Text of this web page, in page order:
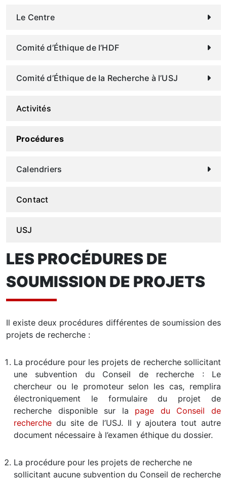
Le Centre
Comité d’Éthique de l’HDF
Comité d’Éthique de la Recherche à l’USJ
Activités
Procédures
Calendriers
Contact
USJ
LES PROCÉDURES DE
SOUMISSION DE PROJETS
Il existe deux procédures différentes de soumission des
projets de recherche :
La procédure pour les projets de recherche sollicitant
une subvention du Conseil de recherche : Le
chercheur ou le promoteur selon les cas, remplira
électroniquement le formulaire du projet de
recherche disponible sur la page du Conseil de
recherche du site de l’USJ. Il y ajoutera tout autre
document nécessaire à l’examen éthique du dossier.
La procédure pour les projets de recherche ne
sollicitant aucune subvention du Conseil de recherche